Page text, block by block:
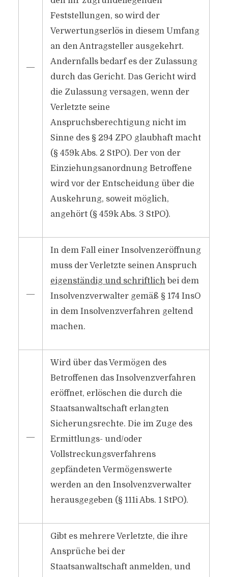
―
Feststellungen, so wird der
Verwertungserlös in diesem Umfang
an den Antragsteller ausgekehrt.
Andernfalls bedarf es der Zulassung
durch das Gericht. Das Gericht wird
die Zulassung versagen, wenn der
Verletzte seine
Anspruchsberechtigung nicht im
Sinne des § 294 ZPO glaubhaft macht
(§ 459k Abs. 2 StPO). Der von der
Einziehungsanordnung Betroffene
wird vor der Entscheidung über die
Auskehrung, soweit möglich,
angehört (§ 459k Abs. 3 StPO).
―
In dem Fall einer Insolvenzeröffnung
muss der Verletzte seinen Anspruch
eigenständig und schriftlichbei dem
Insolvenzverwalter gemäß § 174 InsO
in dem Insolvenzverfahren geltend
machen.
―
Wird über das Vermögen des
Betroffenen das Insolvenzverfahren
eröffnet, erlöschen die durch die
Staatsanwaltschaft erlangten
Sicherungsrechte. Die im Zuge des
Ermittlungs- und/oder
Vollstreckungsverfahrens
gepfändeten Vermögenswerte
werden an den Insolvenzverwalter
herausgegeben (§ 111i Abs. 1 StPO).
Gibt es mehrere Verletzte, die ihre
Ansprüche bei der
Staatsanwaltschaft anmelden, und